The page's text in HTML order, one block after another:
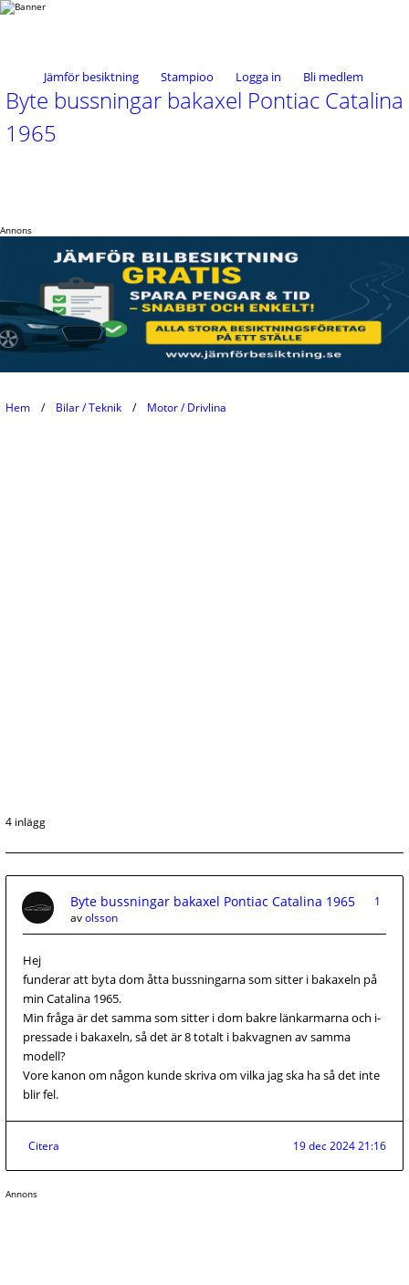
Jämför besiktning Stampioo Logga in Bli medlem
Byte bussningar bakaxel Pontiac Catalina
1965
Annons
Hem Bilar / Teknik Motor / Drivlina
4 inlägg
Byte bussningar bakaxel Pontiac Catalina 1965
1
avolsson
Hej
funderar att byta dom åtta bussningarna som sitter i bakaxeln på
min Catalina 1965.
Min fråga är det samma som sitter i dom bakre länkarmarna och i-
pressade i bakaxeln, så det är 8 totalt i bakvagnen av samma
modell?
Vore kanon om någon kunde skriva om vilka jag ska ha så det inte
blir fel.
Citera 19 dec 2024 21:16
Annons